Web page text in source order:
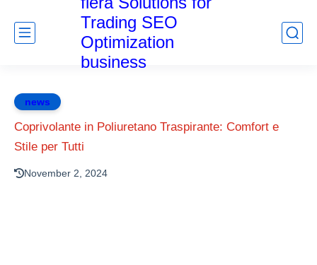
Trading SEO
Optimization
business
news
Coprivolante in Poliuretano Traspirante: Comfort e
Stile per Tutti
November 2, 2024